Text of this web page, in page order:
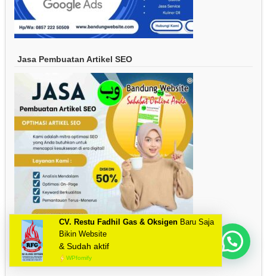
Jasa Pembuatan Artikel SEO
Mau Bikin Website Apa Kak?
CV. Restu Fadhil Gas & Oksigen Baru Saja
Bikin Website
& Sudah aktif
WPfomify